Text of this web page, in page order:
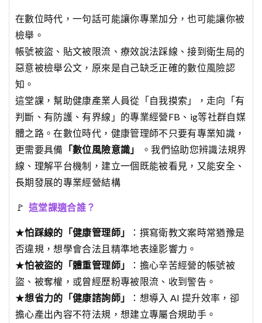
在數位時代，一句話可能讓你專業加分，也可能讓你被
檢舉。
帳號被盜、貼文被限流、療效說法踩線、接到衛生局的
惡意被檢舉公文，原來是自己缺乏正確的數位風險認
知。
這堂課，幫助健康產業人員從「自我摸索」，走向「有
判斷、有防護、有界線」的專業經營FB、ig等社群自媒
體之路。在數位時代，健康管理師不只要有專業知識，
更需要具備 「數位風險意識」
。我們協助您辨識法規界
線、理解平台機制，建立一個既能被看見，又能安全、
長期發展的專業經營結構
🚩 這堂課適合誰？
★怕踩線的「健康管理師」
：撰寫衛教文案時常猶豫是
否違規，想學會合法且精準地表達影響力。
★怕被盜的「體重管理師」
：擔心辛苦經營的帳號被
盜、被奪權，或曾經歷粉專被限流、收到警告。
★想省力的「健康諮詢師」
：想導入 AI 提升效率，卻
擔心產出內容不符法規，想建立專屬合規助手。